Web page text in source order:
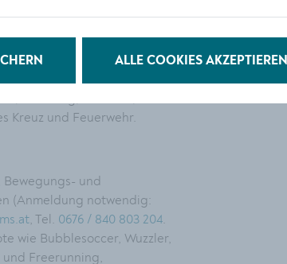
Impulse stehen auch für
laden Einrichtungen der
Angebot vorzustellen. Mit
Kreuz und Feuerwehr.
Bewegungs- und
(Anmeldung notwendig:
, Tel. 0676 / 840 803 204.
wie Bubblesoccer, Wuzzler,
Freerunning,
ALLE COOKIES AKZEPTIEREN